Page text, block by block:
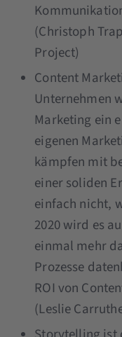
(Christoph
Project)
Content
Unternehmen
Marketing ein
eigenen
kämpfen mit
einer soliden
einfach nicht,
2020 wird es
einmal mehr
Prozesse
ROI von
(Leslie